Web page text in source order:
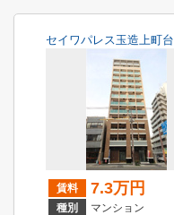
セイワパレス玉造上町台
賃料 7.3万円
種別
マンション